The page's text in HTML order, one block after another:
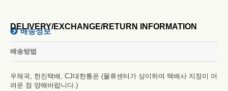
DELIVERY/EXCHANGE/RETURN INFORMATION
배송정보
배송방법
우체국, 한진택배, CJ대한통운 (물류센터가 상이하여 택배사 지정이 어
려운 점 양해바랍니다.)